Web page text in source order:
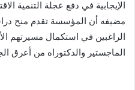
الإيجابية في دفع عجلة التنمية
مضيفه أن المؤسسة تقدم منح
الراغبين في استكمال مسيرتهم
الماجستير والدكتوراه من أعرق